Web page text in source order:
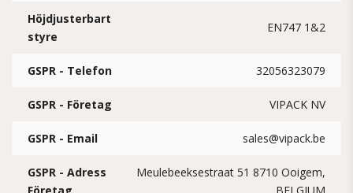
Höjdjusterbart
styre
EN747 1&2
GSPR - Telefon 32056323079
GSPR - Företag VIPACK NV
GSPR - Email sales@vipack.be
GSPR - Adress
Meulebeeksestraat 51 8710 Ooigem,